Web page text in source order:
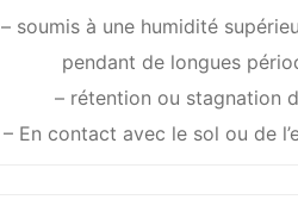
– soumis à une humidité
pendant de longues
– rétention ou stagnation
– En contact avec le sol ou de